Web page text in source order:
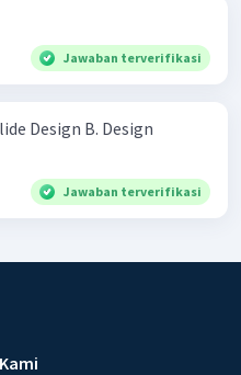
Jawaban terverifikasi
B. Design
Jawaban terverifikasi